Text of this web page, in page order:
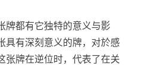
牌都有它独特的意义与影
具有深刻意义的牌，对於感
张牌在逆位时，代表了在关